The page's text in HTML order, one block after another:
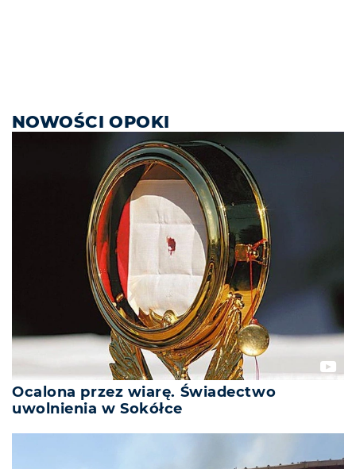
NOWOŚCI OPOKI
Ocalona przez wiarę. Świadectwo
uwolnienia w Sokółce